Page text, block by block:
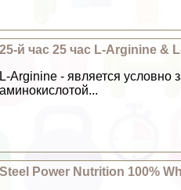
25-й час 25 час L-Arginine &
L-Arginine - является условно
аминокислотой...
Steel Power Nutrition 100%